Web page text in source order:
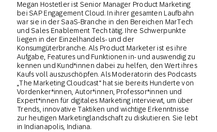
Megan Hostetler ist Senior Manager Product Marketing
bei SAP Engagement Cloud. In ihrer gesamten Laufbahn
war sie in der SaaS-Branche in den Bereichen MarTech
und Sales Enablement Tech tätig. Ihre Schwerpunkte
liegen in der Einzelhandels- und der
Konsumgüterbranche. Als Product Marketer ist es ihre
Aufgabe, Features und Funktionen in- und auswendig zu
kennen und Kund*innen dabei zu helfen, den Wert ihres
Kaufs voll auszuschöpfen. Als Moderatorin des Podcasts
„The Marketing Cloudcast“ hat sie bereits Hunderte von
Vordenker*innen, Autor*innen, Professor*innen und
Expert*innen für digitales Marketing interviewt, um über
Trends, innovative Taktiken und wichtige Erkenntnisse
zur heutigen Marketinglandschaft zu diskutieren. Sie lebt
in Indianapolis, Indiana.